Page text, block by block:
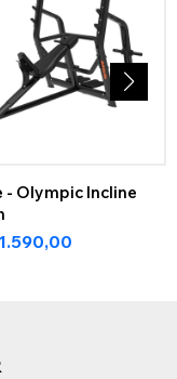
- Olympic Incline
1.590,00